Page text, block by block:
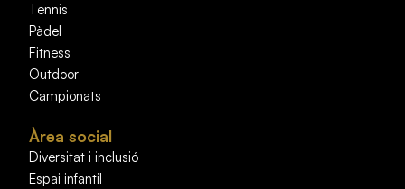
Tennis
Pàdel
Fitness
Outdoor
Campionats
Àrea social
Diversitat i inclusió
Espai infantil